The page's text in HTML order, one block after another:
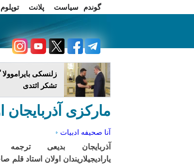
گوندم سیاست پلانت توپلوم
زلنسکی
تشکر ائتدی
مارکزی
آنا صحیفه ادبیات
آذربایجان بدیعی ترجمه
یارادیجیلاریندان اولان استاد قلم